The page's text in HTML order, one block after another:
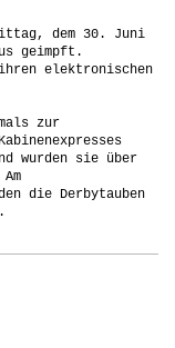
dem 30. Juni
geimpft.
elektronischen
zur
wurden sie über
die Derbytauben